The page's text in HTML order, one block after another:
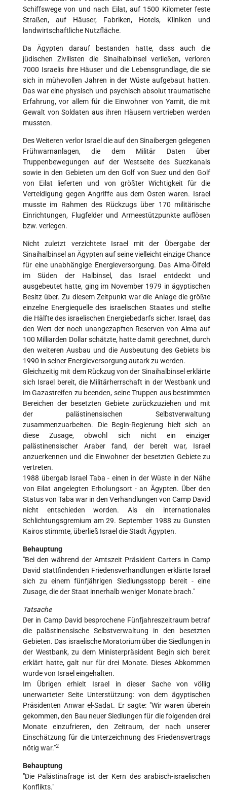
Schiffswege von und nach Eilat, auf 1500 Kilometer feste
Straßen, auf Häuser, Fabriken, Hotels, Kliniken und
landwirtschaftliche Nutzfläche.
Da Ägypten darauf bestanden hatte, dass auch die
jüdischen Zivilisten die Sinaihalbinsel verließen, verloren
7000 Israelis ihre Häuser und die Lebensgrundlage, die sie
sich in mühevollen Jahren in der Wüste aufgebaut hatten.
Das war eine physisch und psychisch absolut traumatische
Erfahrung, vor allem für die Einwohner von Yamit, die mit
Gewalt von Soldaten aus ihren Häusern vertrieben werden
mussten.
Des Weiteren verlor Israel die auf den Sinaibergen gelegenen
Frühwarnanlagen, die dem Militär Daten über
Truppenbewegungen auf der Westseite des Suezkanals
sowie in den Gebieten um den Golf von Suez und den Golf
von Eilat lieferten und von größter Wichtigkeit für die
Verteidigung gegen Angriffe aus dem Osten waren. Israel
musste im Rahmen des Rückzugs über 170 militärische
Einrichtungen, Flugfelder und Armeestützpunkte auflösen
bzw. verlegen.
Nicht zuletzt verzichtete Israel mit der Übergabe der
Sinaihalbinsel an Ägypten auf seine vielleicht einzige Chance
für eine unabhängige Energieversorgung. Das Alma-Ölfeld
im Süden der Halbinsel, das Israel entdeckt und
ausgebeutet hatte, ging im November 1979 in ägyptischen
Besitz über. Zu diesem Zeitpunkt war die Anlage die größte
einzelne Energiequelle des israelischen Staates und stellte
die Hälfte des israelischen Energiebedarfs sicher. Israel, das
den Wert der noch unangezapften Reserven von Alma auf
100 Milliarden Dollar schätzte, hatte damit gerechnet, durch
den weiteren Ausbau und die Ausbeutung des Gebiets bis
1990 in seiner Energieversorgung autark zu werden.
Gleichzeitig mit dem Rückzug von der Sinaihalbinsel erklärte
sich Israel bereit, die Militärherrschaft in der Westbank und
im Gazastreifen zu beenden, seine Truppen aus bestimmten
Bereichen der besetzten Gebiete zurückzuziehen und mit
der palästinensischen Selbstverwaltung
zusammenzuarbeiten. Die Begin-Regierung hielt sich an
diese Zusage, obwohl sich nicht ein einziger
palästinensischer Araber fand, der bereit war, Israel
anzuerkennen und die Einwohner der besetzten Gebiete zu
vertreten.
1988 übergab Israel Taba - einen in der Wüste in der Nähe
von Eilat angelegten Erholungsort - an Ägypten. Über den
Status von Taba war in den Verhandlungen von Camp David
nicht entschieden worden. Als ein internationales
Schlichtungsgremium am 29. September 1988 zu Gunsten
Kairos stimmte, überließ Israel die Stadt Ägypten.
Behauptung
"Bei den während der Amtszeit Präsident Carters in Camp
David stattfindenden Friedensverhandlungen erklärte Israel
sich zu einem fünfjährigen Siedlungsstopp bereit - eine
Zusage, die der Staat innerhalb weniger Monate brach."
Tatsache
Der in Camp David besprochene Fünfjahreszeitraum betraf
die palästinensische Selbstverwaltung in den besetzten
Gebieten. Das israelische Moratorium über die Siedlungen in
der Westbank, zu dem Ministerpräsident Begin sich bereit
erklärt hatte, galt nur für drei Monate. Dieses Abkommen
wurde von Israel eingehalten.
Im Übrigen erhielt Israel in dieser Sache von völlig
unerwarteter Seite Unterstützung: von dem ägyptischen
Präsidenten Anwar el-Sadat. Er sagte: "Wir waren überein
gekommen, den Bau neuer Siedlungen für die folgenden drei
Monate einzufrieren, den Zeitraum, der nach unserer
Einschätzung für die Unterzeichnung des Friedensvertrags
nötig war."2
Behauptung
"Die Palästinafrage ist der Kern des arabisch-israelischen
Konflikts."